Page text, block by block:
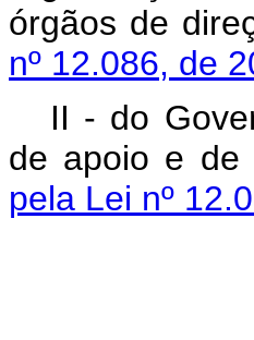
órgãos de
nº 12.086, de
II - do
de apoio e de
pela Lei nº